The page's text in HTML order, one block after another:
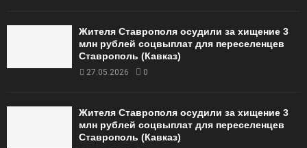
Жителя Ставрополя осудили за хищение 3
млн рублей соцвыплат для переселенцев
Ставрополь (Кавказ)
27.05.2026 0
Жителя Ставрополя осудили за хищение 3
млн рублей соцвыплат для переселенцев
Ставрополь (Кавказ)